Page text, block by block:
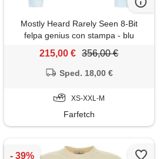
Mostly Heard Rarely Seen 8-Bit
felpa genius con stampa - blu
215,00 € 356,00 €
Sped. 18,00 €
XS-XXL-M
Farfetch